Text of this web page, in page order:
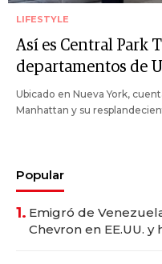
LIFESTYLE
Así es Central Park
departamentos de
Ubicado en Nueva York,
Manhattan y su
Popular
1. Emigró de
Chevron en EE.UU.